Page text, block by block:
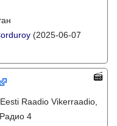
(2025-06-07
Raadio Vikerraadio,
4